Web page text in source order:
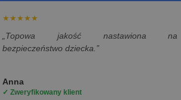
★★★★★
„Topowa jakość nastawiona na
bezpieczeństwo dziecka.”
Anna
✓ Zweryfikowany klient